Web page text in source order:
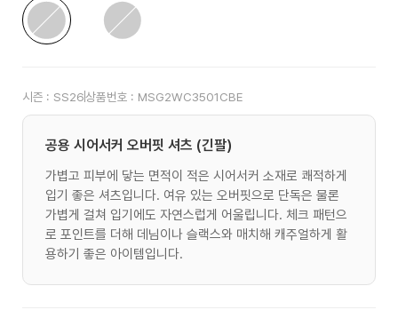
시즌 : SS26상품번호 : MSG2WC3501CBE
공용 시어서커 오버핏 셔츠 (긴팔)
가볍고 피부에 닿는 면적이 적은 시어서커 소재로 쾌적하게
입기 좋은 셔츠입니다. 여유 있는 오버핏으로 단독은 물론
가볍게 걸쳐 입기에도 자연스럽게 어울립니다. 체크 패턴으
로 포인트를 더해 데님이나 슬랙스와 매치해 캐주얼하게 활
용하기 좋은 아이템입니다.